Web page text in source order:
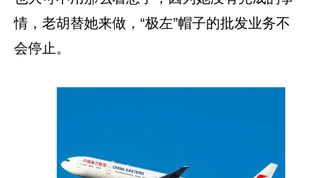
情，老胡替她来做，“极左”帽子的批发业务不
会停止。